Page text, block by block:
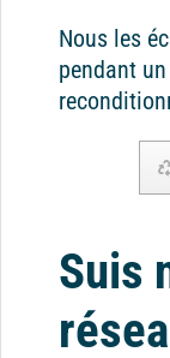
Nous les
pendant
Suis